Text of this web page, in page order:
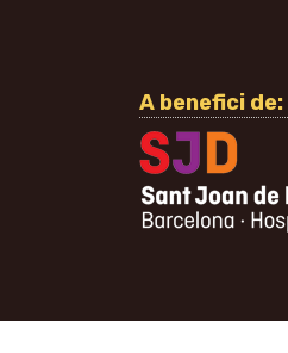
A benefici de: